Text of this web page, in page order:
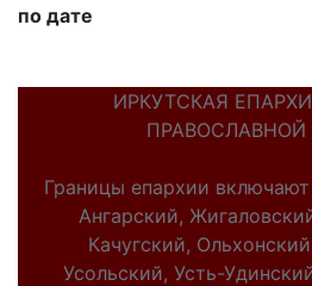
по дате
ИРКУТСКАЯ
ПРАВОСЛАВНОЙ
Границы епархии
Ангарский,
Качугский,
Усольский, Усть-